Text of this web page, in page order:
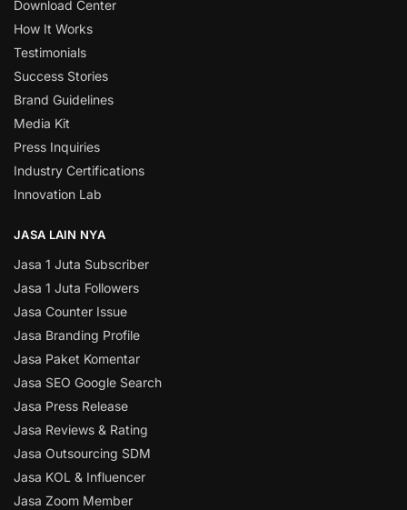
Download Center
How It Works
Testimonials
Success Stories
Brand Guidelines
Media Kit
Press Inquiries
Industry Certifications
Innovation Lab
JASA LAIN NYA
Jasa 1 Juta Subscriber
Jasa 1 Juta Followers
Jasa Counter Issue
Jasa Branding Profile
Jasa Paket Komentar
Jasa SEO Google Search
Jasa Press Release
Jasa Reviews & Rating
Jasa Outsourcing SDM
Jasa KOL & Influencer
Jasa Zoom Member